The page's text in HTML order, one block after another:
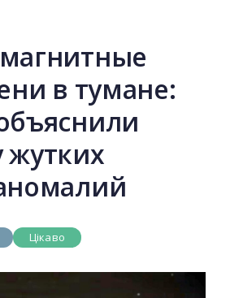
в тумане:
жутких
Цікаво